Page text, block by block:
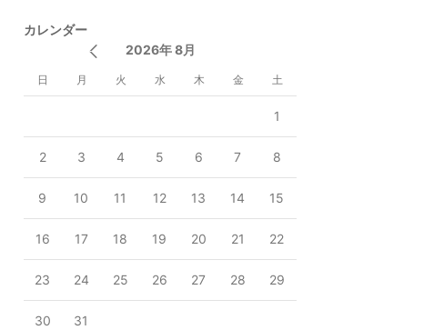
カレンダー
2026年 8月
日 月 火 水 木 金 土
1
2 3 4 5 6 7 8
9 10 11 12 13 14 15
16 17 18 19 20 21 22
23 24 25 26 27 28 29
30 31